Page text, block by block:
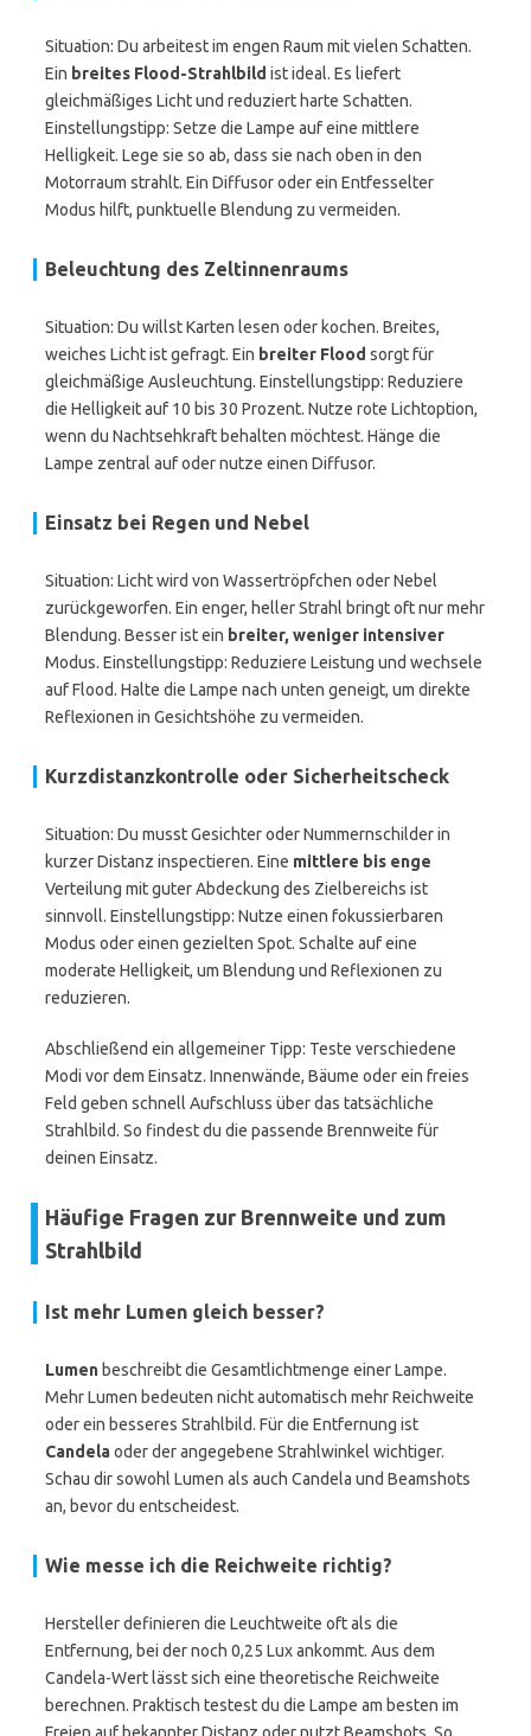
Situation: Du arbeitest im engen Raum mit vielen Schatten.
Ein breites Flood-Strahlbild ist ideal. Es liefert
gleichmäßiges Licht und reduziert harte Schatten.
Einstellungstipp: Setze die Lampe auf eine mittlere
Helligkeit. Lege sie so ab, dass sie nach oben in den
Motorraum strahlt. Ein Diffusor oder ein Entfesselter
Modus hilft, punktuelle Blendung zu vermeiden.
Beleuchtung des Zeltinnenraums
Situation: Du willst Karten lesen oder kochen. Breites,
weiches Licht ist gefragt. Ein breiter Flood sorgt für
gleichmäßige Ausleuchtung. Einstellungstipp: Reduziere
die Helligkeit auf 10 bis 30 Prozent. Nutze rote Lichtoption,
wenn du Nachtsehkraft behalten möchtest. Hänge die
Lampe zentral auf oder nutze einen Diffusor.
Einsatz bei Regen und Nebel
Situation: Licht wird von Wassertröpfchen oder Nebel
zurückgeworfen. Ein enger, heller Strahl bringt oft nur mehr
Blendung. Besser ist ein breiter, weniger intensiver
Modus. Einstellungstipp: Reduziere Leistung und wechsele
auf Flood. Halte die Lampe nach unten geneigt, um direkte
Reflexionen in Gesichtshöhe zu vermeiden.
Kurzdistanzkontrolle oder Sicherheitscheck
Situation: Du musst Gesichter oder Nummernschilder in
kurzer Distanz inspectieren. Eine mittlere bis enge
Verteilung mit guter Abdeckung des Zielbereichs ist
sinnvoll. Einstellungstipp: Nutze einen fokussierbaren
Modus oder einen gezielten Spot. Schalte auf eine
moderate Helligkeit, um Blendung und Reflexionen zu
reduzieren.
Abschließend ein allgemeiner Tipp: Teste verschiedene
Modi vor dem Einsatz. Innenwände, Bäume oder ein freies
Feld geben schnell Aufschluss über das tatsächliche
Strahlbild. So findest du die passende Brennweite für
deinen Einsatz.
Häufige Fragen zur Brennweite und zum
Strahlbild
Ist mehr Lumen gleich besser?
Lumen beschreibt die Gesamtlichtmenge einer Lampe.
Mehr Lumen bedeuten nicht automatisch mehr Reichweite
oder ein besseres Strahlbild. Für die Entfernung ist
Candelaoder der angegebene Strahlwinkel wichtiger.
Schau dir sowohl Lumen als auch Candela und Beamshots
an, bevor du entscheidest.
Wie messe ich die Reichweite richtig?
Hersteller definieren die Leuchtweite oft als die
Entfernung, bei der noch 0,25 Lux ankommt. Aus dem
Candela-Wert lässt sich eine theoretische Reichweite
berechnen. Praktisch testest du die Lampe am besten im